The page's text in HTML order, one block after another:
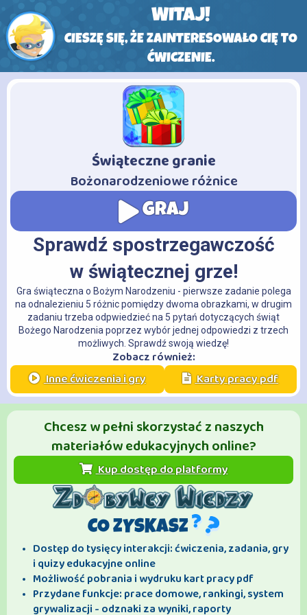
WITAJ!
CIESZĘ SIĘ, ŻE ZAINTERESOWAŁO CIĘ TO
ĆWICZENIE.
Świąteczne granie
-
Bożonarodzeniowe różnice
GRAJ
Sprawdź spostrzegawczość
w świątecznej grze!
Gra świąteczna o Bożym Narodzeniu - pierwsze zadanie polega
na odnalezieniu 5 różnic pomiędzy dwoma obrazkami, w drugim
zadaniu trzeba odpwiedzieć na 5 pytań dotyczących świąt
Bożego Narodzenia poprzez wybór jednej odpowiedzi z trzech
możliwych. Sprawdź swoją wiedzę!
Zobacz również:
Inne ćwiczenia i gry Karty pracy pdf
Chcesz w pełni skorzystać z naszych
materiałów edukacyjnych online?
Kup dostęp do platformy
CO ZYSKASZ
Dostęp do tysięcy interakcji: ćwiczenia, zadania, gry
i quizy edukacyjne online
Możliwość pobrania i wydruku kart pracy pdf
Przydane funkcje: prace domowe, rankingi, system
grywalizacji - odznaki za wyniki, raporty